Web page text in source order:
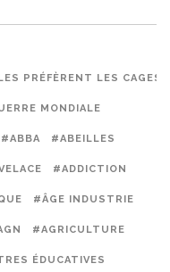
PRÉFÈRENT LES CAGES
MONDIALE
#ABBA #ABEILLES
#ADDICTION
#ÂGE INDUSTRIE
#AGRICULTURE
ÉDUCATIVES